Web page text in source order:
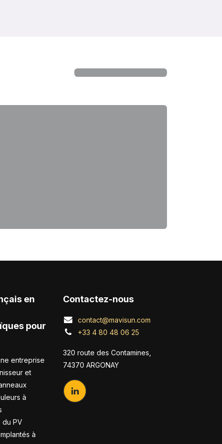
en
pour
entreprise
et
à
du PV
à
Contactez-nous
contact@mavisun.com
+33 4 80 48 06 25
320 route des Contamines,
74370 ARGONAY